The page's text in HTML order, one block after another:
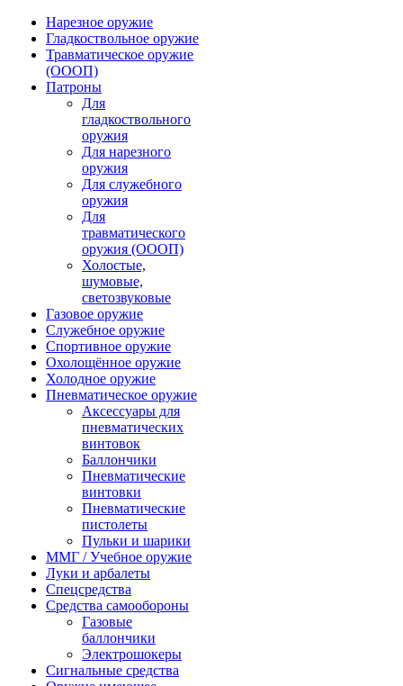
Нарезное оружие
Гладкоствольное оружие
Травматическое оружие
(ОООП)
Патроны
Для
гладкоствольного
оружия
Для нарезного
оружия
Для служебного
оружия
Для
травматического
оружия (ОООП)
Холостые,
шумовые,
светозвуковые
Газовое оружие
Служебное оружие
Спортивное оружие
Охолощённое оружие
Холодное оружие
Пневматическое оружие
Аксессуары для
пневматических
винтовок
Баллончики
Пневматические
винтовки
Пневматические
пистолеты
Пульки и шарики
ММГ / Учебное оружие
Луки и арбалеты
Спецсредства
Средства самообороны
Газовые
баллончики
Электрошокеры
Сигнальные средства